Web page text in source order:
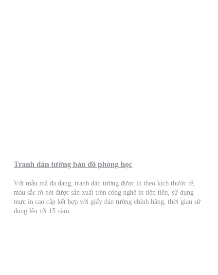
Tranh dán tường bản đồ phòng học
Với mẫu mã đa dạng, tranh dán tường được in theo kích thước tế,
màu sắc rõ nét được sản xuất trên công nghệ in tiên tiến, sử dụng
mực in cao cấp kết hợp với giấy dán tường chính hãng, thời gian sử
dụng lên tới 15 năm.